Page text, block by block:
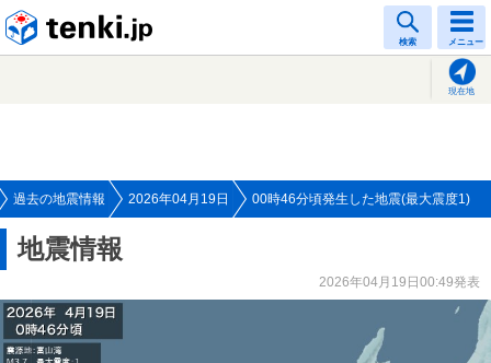
検索 メニュー
現在地
過去の地震情報 2026年04月19日 00時46分頃発生した地震(最大震度1)
地震情報
2026年04月19日00:49発表